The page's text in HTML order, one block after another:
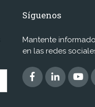
Síguenos
Mantente
en las redes